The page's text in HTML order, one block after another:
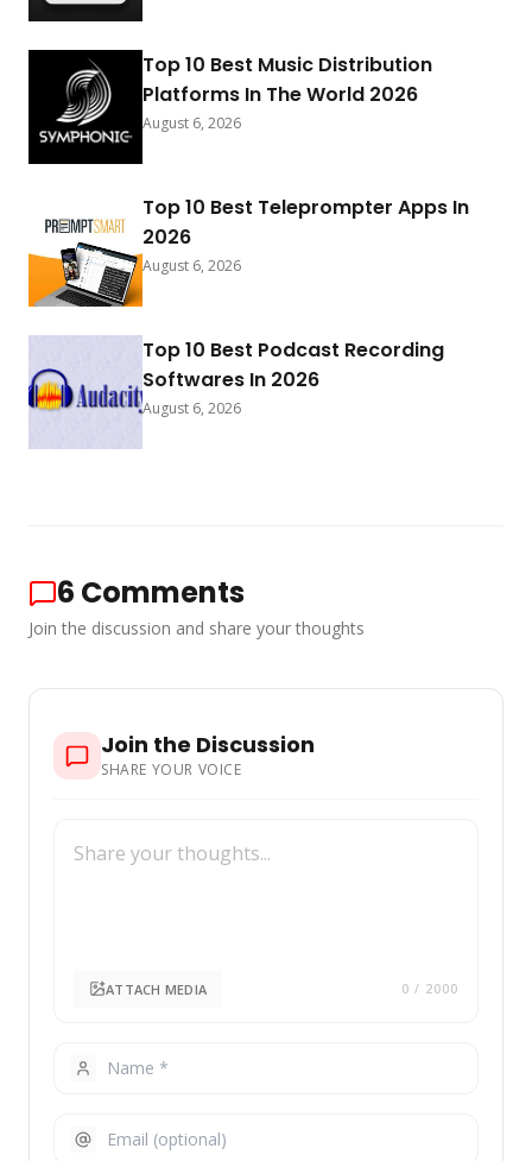
Top 10 Best Music Distribution
Platforms In The World 2026
August 6, 2026
Top 10 Best Teleprompter Apps In
2026
August 6, 2026
Top 10 Best Podcast Recording
Softwares In 2026
August 6, 2026
6 Comments
Join the discussion and share your thoughts
Join the Discussion
SHARE YOUR VOICE
ATTACH MEDIA 0 / 2000